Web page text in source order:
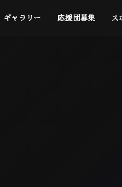
ギャラリー 応援団募集 ス